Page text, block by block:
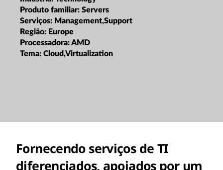
Produto familiar: Servers
Serviços: Management,Support
Região: Europe
Processadora:AMD
Tema: Cloud,Virtualization
Fornecendo serviços de TI
diferenciados, apoiados por um